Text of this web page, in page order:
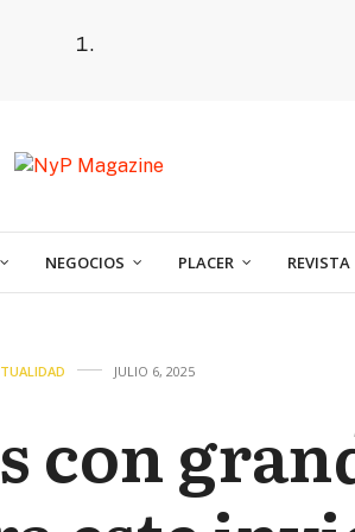
NEGOCIOS PLACER REVISTA
JULIO 6, 2025
con